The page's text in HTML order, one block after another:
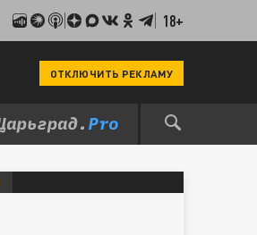
18+
ОТКЛЮЧИТЬ РЕКЛАМУ